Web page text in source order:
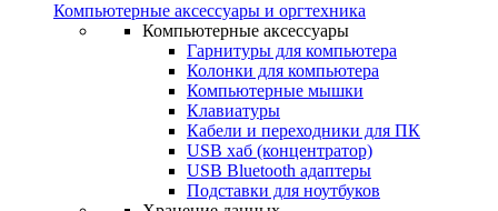
Компьютерные аксессуары и оргтехника
Компьютерные аксессуары
Гарнитуры для компьютера
Колонки для компьютера
Компьютерные мышки
Клавиатуры
Кабели и переходники для ПК
USB хаб (концентратор)
USB Bluetooth адаптеры
Подставки для ноутбуков